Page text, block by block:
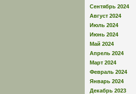
Сентябрь 2024
Август 2024
Июль 2024
Июнь 2024
Май 2024
Апрель 2024
Март 2024
Февраль 2024
Январь 2024
Декабрь 2023